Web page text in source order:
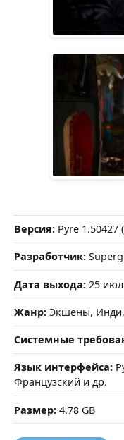
Версия: Pyre 1.50427
Разработчик:
Дата выхода: 25
Жанр: Экшены,
Системные
Язык интерфейса:
Французский и др.
Размер: 4.78 GB